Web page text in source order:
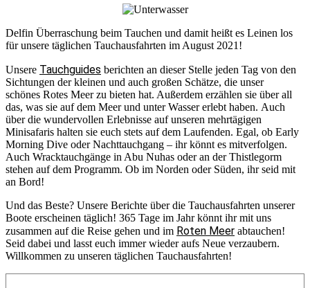
Delfin Überraschung beim Tauchen und damit heißt es Leinen los
für unsere täglichen Tauchausfahrten im August 2021!
Unsere Tauchguides berichten an dieser Stelle jeden Tag von den
Sichtungen der kleinen und auch großen Schätze, die unser
schönes Rotes Meer zu bieten hat. Außerdem erzählen sie über all
das, was sie auf dem Meer und unter Wasser erlebt haben. Auch
über die wundervollen Erlebnisse auf unseren mehrtägigen
Minisafaris halten sie euch stets auf dem Laufenden. Egal, ob Early
Morning Dive oder Nachttauchgang – ihr könnt es mitverfolgen.
Auch Wracktauchgänge in Abu Nuhas oder an der Thistlegorm
stehen auf dem Programm. Ob im Norden oder Süden, ihr seid mit
an Bord!
Und das Beste? Unsere Berichte über die Tauchausfahrten unserer
Boote erscheinen täglich! 365 Tage im Jahr könnt ihr mit uns
zusammen auf die Reise gehen und im Roten Meer abtauchen!
Seid dabei und lasst euch immer wieder aufs Neue verzaubern.
Willkommen zu unseren täglichen Tauchausfahrten!